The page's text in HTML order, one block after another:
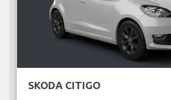
SKODA CITIGO